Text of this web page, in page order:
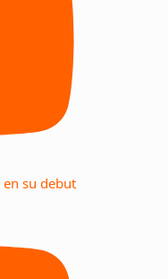
en su debut